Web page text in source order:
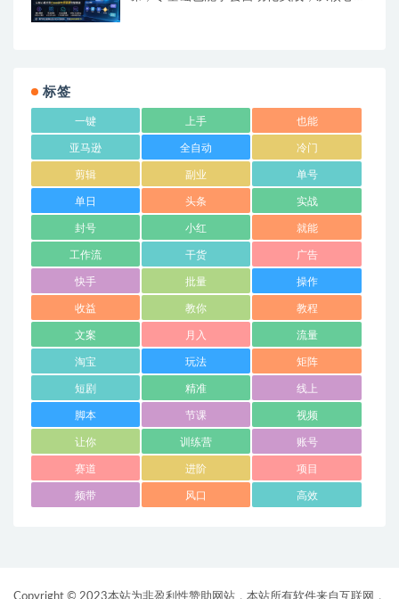
标签
一键 上手 也能
亚马逊 全自动 冷门
剪辑 副业 单号
单日 头条 实战
封号 小红 就能
工作流 干货 广告
快手 批量 操作
收益 教你 教程
文案 月入 流量
淘宝 玩法 矩阵
短剧 精准 线上
脚本 节课 视频
让你 训练营 账号
赛道 进阶 项目
频带 风口 高效
Copyright © 2023本站为非盈利性赞助网站，本站所有软件来自互联网，